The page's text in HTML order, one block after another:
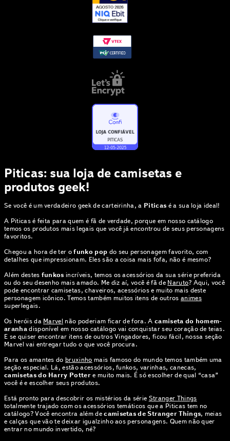
Piticas: sua loja de camisetas e
produtos geek!
Se você é um verdadeiro geek de carteirinha, a Piticas é a sua loja ideal!
A Piticas é feita para quem é fã de verdade, porque em nosso catálogo
temos os produtos mais legais que você já encontrou de seus personagens
favoritos.
Chegou a hora de ter ofunko pop do seu personagem favorito, com
detalhes que impressionam. Eles são a coisa mais fofa, não é mesmo?
Além destes funkos incríveis, temos os acessórios da sua série preferida
ou do seu desenho mais amado. Me diz aí, você é fã de Naruto? Aqui, você
pode encontrar camisetas, chaveiros, acessórios e muito mais deste
personagem icônico. Temos também muitos itens de outros animes
superlegais.
Os heróis da Marvel não poderiam ficar de fora. Acamiseta do homem-
aranhadisponível em nosso catálogo vai conquistar seu coração de teias.
E se quiser encontrar itens de outros Vingadores, ficou fácil, nossa seção
Marvel vai entregar tudo o que você procura.
Para os amantes dobruxinho mais famoso do mundo temos também uma
seção especial. Lá, estão acessórios, funkos, varinhas, canecas,
camisetas do Harry Potter e muito mais. É só escolher de qual “casa”
você é e escolher seus produtos.
Está pronto para descobrir os mistérios da série Stranger Things
totalmente trajado com os acessórios temáticos que a Piticas tem no
catálogo? Você encontra além decamisetas de Stranger Things, meias
e calças que vão te deixar igualzinho aos personagens. Quem não quer
entrar no mundo invertido, né?